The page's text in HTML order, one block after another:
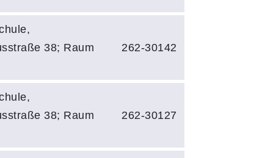
38; Raum
262-30142
38; Raum
262-30127